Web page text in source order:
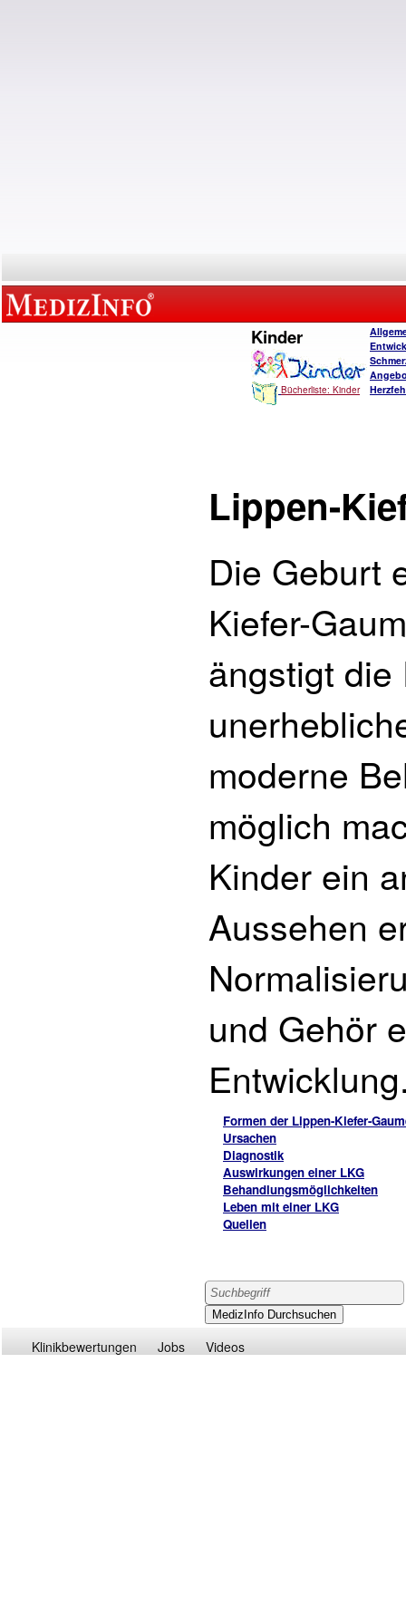
Kinder
Bücherliste: Kinder
Lippen-
Die Geburt
Kiefer-
ängstigt
moderne
möglich
Kinder ein
Aussehen
und Gehör
Formen der Lippen-Kiefer-
Ursachen
Diagnostik
Auswirkungen einer LKG
Behandlungsmöglichkeiten
Leben mit einer LKG
Quellen
Klinikbewertungen Jobs Videos